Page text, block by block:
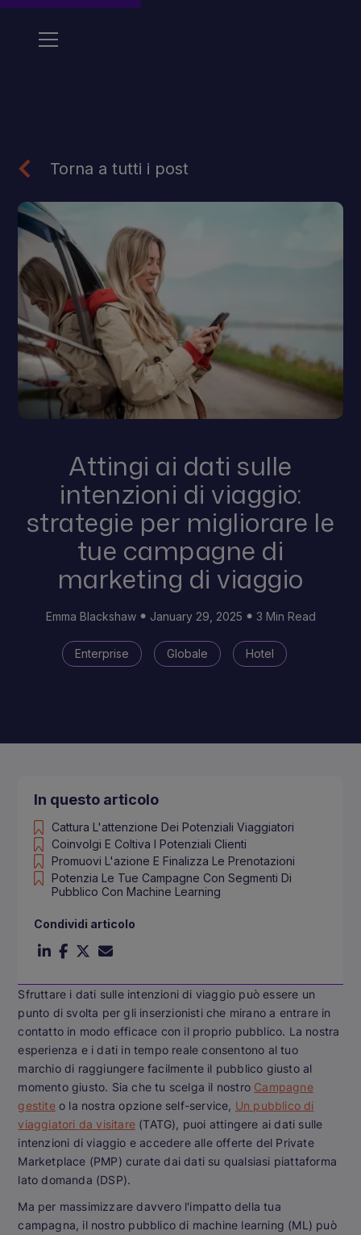
Torna a tutti i post
Attingi ai dati sulle
intenzioni di viaggio:
strategie per migliorare le
tue campagne di
marketing di viaggio
Emma Blackshaw January 29, 2025 3 Min Read
Enterprise Globale Hotel
Sfruttare i dati sulle intenzioni di viaggio può essere un
punto di svolta per gli inserzionisti che mirano a entrare in
contatto in modo efficace con il proprio pubblico. La nostra
esperienza e i dati in tempo reale consentono al tuo
marchio di raggiungere facilmente il pubblico giusto al
momento giusto. Sia che tu scelga il nostro Campagne
gestiteo la nostra opzione self-service, Un pubblico di
viaggiatori da visitare (TATG), puoi attingere ai dati sulle
intenzioni di viaggio e accedere alle offerte del Private
Marketplace (PMP) curate dai dati su qualsiasi piattaforma
lato domanda (DSP).
Ma per massimizzare davvero l'impatto della tua
campagna, il nostro pubblico di machine learning (ML) può
In questo articolo
Cattura L'attenzione Dei Potenziali Viaggiatori
Coinvolgi E Coltiva I Potenziali Clienti
Promuovi L'azione E Finalizza Le Prenotazioni
Potenzia Le Tue Campagne Con Segmenti Di
Pubblico Con Machine Learning
Condividi articolo